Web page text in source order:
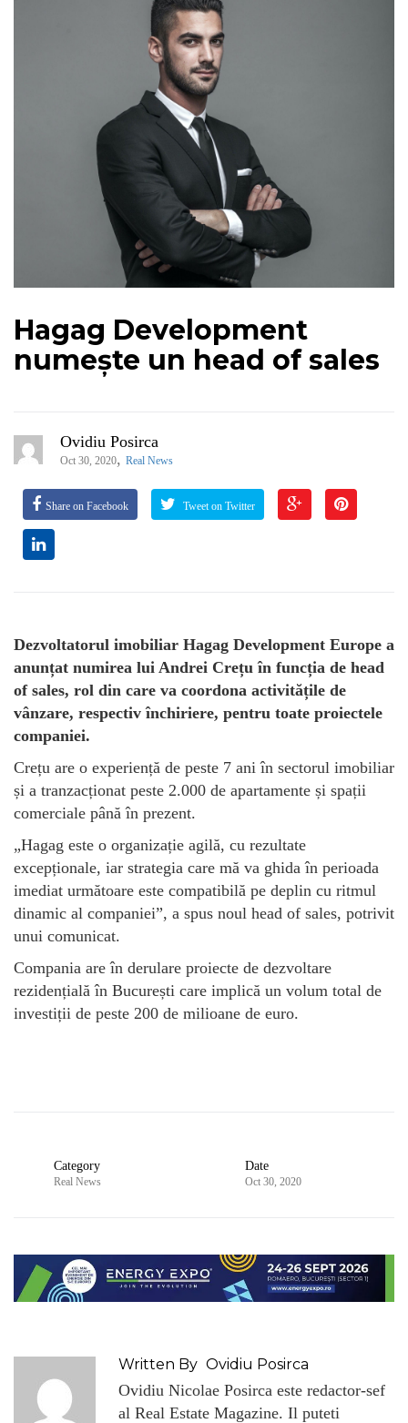
Hagag Development
numește un head of sales
Ovidiu Posirca
Oct 30, 2020, Real News
Share on Facebook Tweet on Twitter
Dezvoltatorul imobiliar Hagag Development Europe a
anunțat numirea lui Andrei Crețu în funcția de head
of sales, rol din care va coordona activitățile de
vânzare, respectiv închiriere, pentru toate proiectele
companiei.
Crețu are o experiență de peste 7 ani în sectorul imobiliar
și a tranzacționat peste 2.000 de apartamente și spații
comerciale până în prezent.
„Hagag este o organizație agilă, cu rezultate
excepționale, iar strategia care mă va ghida în perioada
imediat următoare este compatibilă pe deplin cu ritmul
dinamic al companiei”, a spus noul head of sales, potrivit
unui comunicat.
Compania are în derulare proiecte de dezvoltare
rezidențială în București care implică un volum total de
investiții de peste 200 de milioane de euro.
Category
Real News
Date
Oct 30, 2020
Written By Ovidiu Posirca
Ovidiu Nicolae Posirca este redactor-sef
al Real Estate Magazine. Il puteti